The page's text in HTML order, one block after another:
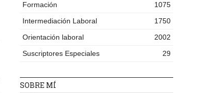
Formación
1075
Intermediación Laboral
1750
Orientación laboral
2002
Suscriptores Especiales
29
SOBRE MÍ